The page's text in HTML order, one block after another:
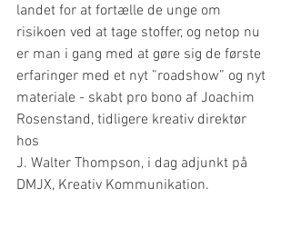
landet for at fortælle de unge om
risikoen ved at tage stoffer, og netop nu
er man i gang med at gøre sig de første
erfaringer med et nyt ”roadshow” og nyt
materiale - skabt pro bono af Joachim
Rosenstand, tidligere kreativ direktør
hos
J. Walter Thompson, i dag adjunkt på
DMJX, Kreativ Kommunikation.